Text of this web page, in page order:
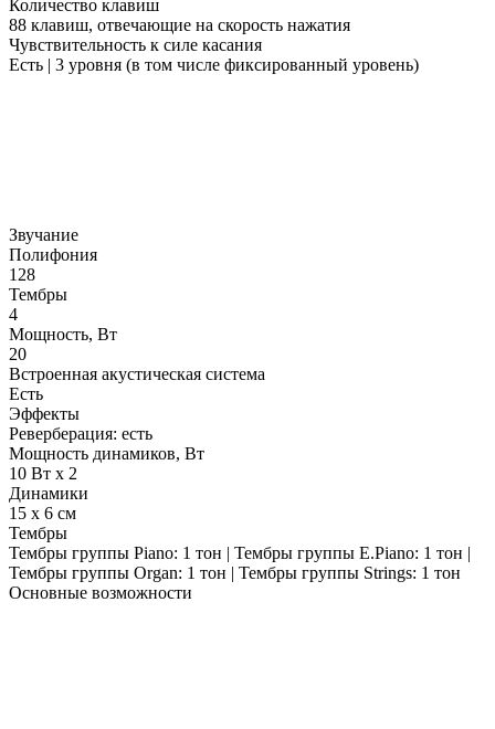
Количество клавиш
88 клавиш, отвечающие на скорость нажатия
Чувствительность к силе касания
Есть | 3 уровня (в том числе фиксированный уровень)
Звучание
Полифония
128
Тембры
4
Мощность, Вт
20
Встроенная акустическая система
Есть
Эффекты
Реверберация: есть
Мощность динамиков, Вт
10 Вт x 2
Динамики
15 x 6 см
Тембры
Тембры группы Piano: 1 тон | Тембры группы E.Piano: 1 тон |
Тембры группы Organ: 1 тон | Тембры группы Strings: 1 тон
Основные возможности